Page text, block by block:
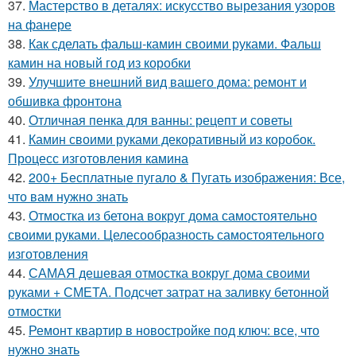
37. Мастерство в деталях: искусство вырезания узоров
на фанере
38. Как сделать фальш-камин своими руками. Фальш
камин на новый год из коробки
39. Улучшите внешний вид вашего дома: ремонт и
обшивка фронтона
40. Отличная пенка для ванны: рецепт и советы
41. Камин своими руками декоративный из коробок.
Процесс изготовления камина
42. 200+ Бесплатные пугало & Пугать изображения: Все,
что вам нужно знать
43. Отмостка из бетона вокруг дома самостоятельно
своими руками. Целесообразность самостоятельного
изготовления
44. САМАЯ дешевая отмостка вокруг дома своими
руками + СМЕТА. Подсчет затрат на заливку бетонной
отмостки
45. Ремонт квартир в новостройке под ключ: все, что
нужно знать